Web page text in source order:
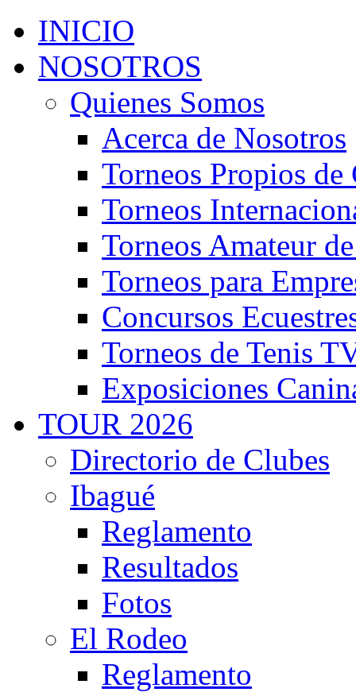
INICIO
NOSOTROS
Quienes Somos
Acerca de Nosotros
Torneos Propios
Torneos
Torneos Amateur
Torneos para
Concursos
Torneos de Tenis
Exposiciones
TOUR 2026
Directorio de Clubes
Ibagué
Reglamento
Resultados
Fotos
El Rodeo
Reglamento